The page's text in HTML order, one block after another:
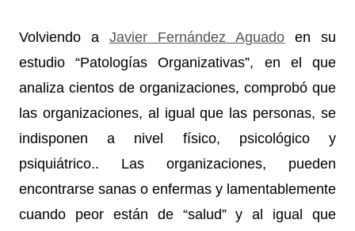
Volviendo a Javier Fernández Aguado en su
estudio “Patologías Organizativas”, en el que
analiza cientos de organizaciones, comprobó que
las organizaciones, al igual que las personas, se
indisponen a nivel físico, psicológico y
psiquiátrico.. Las organizaciones, pueden
encontrarse sanas o enfermas y lamentablemente
cuando peor están de “salud” y al igual que